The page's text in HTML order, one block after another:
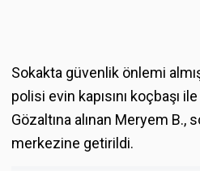
Sokakta güvenlik önlemi
polisi evin kapısını koçbaşı
Gözaltına alınan Meryem
merkezine getirildi.